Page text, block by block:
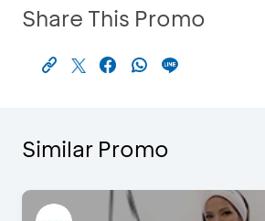
Share This Promo
Similar Promo